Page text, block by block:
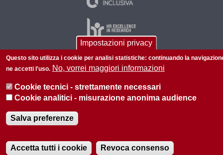
© 2026 Università di Padova - Tutti i diritti riservati
P.I. 00742430283 C.F. 80006480281
Privacy policy Informazioni su questo sito
Impostazioni privacy
Questo sito utilizza i cookie per analisi statistiche: continuando la
ne accetti l'uso. No, vorrei maggiori informazioni
Cookie tecnici - strettamente necessari
Cookie analitici - misurazione anonima audience
Salva preferenze
Accetta tutti i cookie Revoca consenso